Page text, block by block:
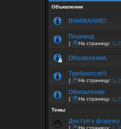
Объявления
ВНИМАНИЕ!
Перевод
[ На страницу: 1 2
Объявления.
Требуются!!!
[ На страницу: 1 2
Обновление
[ На страницу: 1 2
Темы
Доступ к форуму
[ На страницу: 1 2